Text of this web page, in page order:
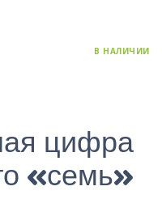
В НАЛИЧИИ
цифра
«семь»